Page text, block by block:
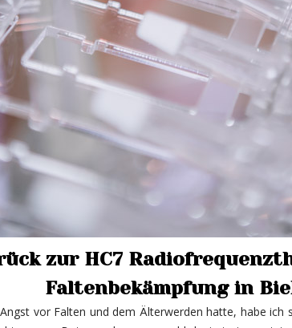
zur HC7
Faltenbekämpfung in
vor Falten und dem Älterwerden hatte, habe ich